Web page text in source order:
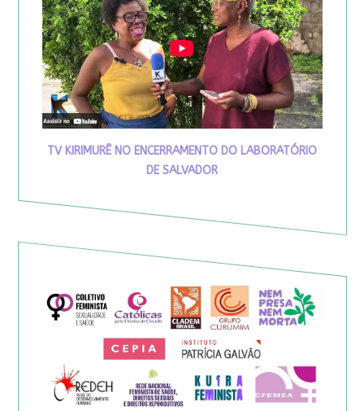
TV KIRIMURÊ NO ENCERRAMENTO DO LABORATÓRIO
DE SALVADOR